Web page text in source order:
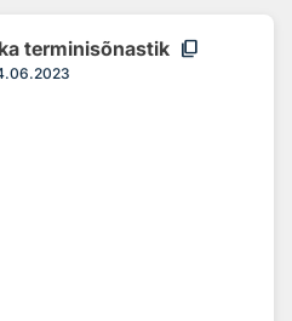
terminisõnastik content_copy